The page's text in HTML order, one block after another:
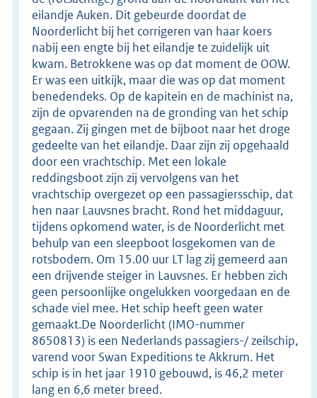
eilandje Auken. Dit gebeurde doordat de
Noorderlicht bij het corrigeren van haar koers
nabij een engte bij het eilandje te zuidelijk uit
kwam. Betrokkene was op dat moment de OOW.
Er was een uitkijk, maar die was op dat moment
benedendeks. Op de kapitein en de machinist na,
zijn de opvarenden na de gronding van het schip
gegaan. Zij gingen met de bijboot naar het droge
gedeelte van het eilandje. Daar zijn zij opgehaald
door een vrachtschip. Met een lokale
reddingsboot zijn zij vervolgens van het
vrachtschip overgezet op een passagiersschip, dat
hen naar Lauvsnes bracht. Rond het middaguur,
tijdens opkomend water, is de Noorderlicht met
behulp van een sleepboot losgekomen van de
rotsbodem. Om 15.00 uur LT lag zij gemeerd aan
een drijvende steiger in Lauvsnes. Er hebben zich
geen persoonlijke ongelukken voorgedaan en de
schade viel mee. Het schip heeft geen water
gemaakt.De Noorderlicht (IMO-nummer
8650813) is een Nederlands passagiers-/ zeilschip,
varend voor Swan Expeditions te Akkrum. Het
schip is in het jaar 1910 gebouwd, is 46,2 meter
lang en 6,6 meter breed.